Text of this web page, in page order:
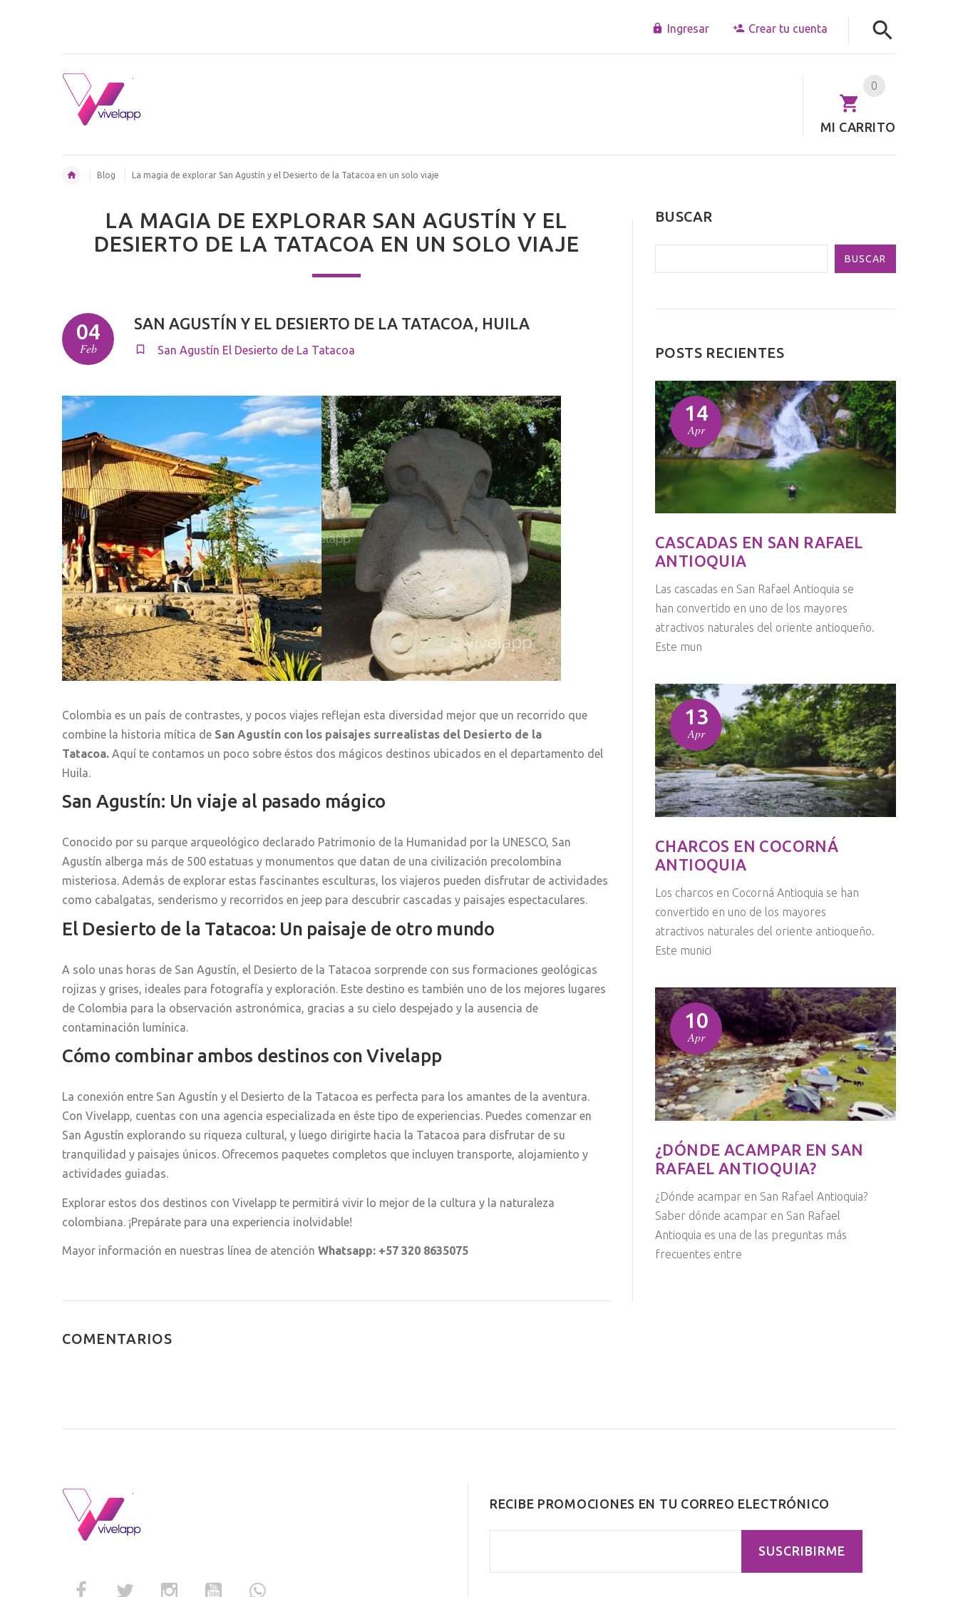
Ingresar Crear tu cuenta
0
MI CARRITO
Blog La magia de explorar San Agustín y el Desierto de la Tatacoa en un solo viaje
LA MAGIA DE EXPLORAR SAN AGUSTÍN Y EL
DESIERTO DE LA TATACOA EN UN SOLO VIAJE
04
Feb
SAN AGUSTÍN Y EL DESIERTO DE LA TATACOA, HUILA
San Agustín El Desierto de La Tatacoa
Colombia es un país de contrastes, y pocos viajes reflejan esta diversidad mejor que un recorrido que
combine la historia mítica de San Agustín con los paisajes surrealistas del Desierto de la
Tatacoa. Aquí te contamos un poco sobre éstos dos mágicos destinos ubicados en el departamento del
Huila.
San Agustín: Un viaje al pasado mágico
Conocido por su parque arqueológico declarado Patrimonio de la Humanidad por la UNESCO, San
Agustín alberga más de 500 estatuas y monumentos que datan de una civilización precolombina
misteriosa. Además de explorar estas fascinantes esculturas, los viajeros pueden disfrutar de actividades
como cabalgatas, senderismo y recorridos en jeep para descubrir cascadas y paisajes espectaculares.
El Desierto de la Tatacoa: Un paisaje de otro mundo
A solo unas horas de San Agustín, el Desierto de la Tatacoa sorprende con sus formaciones geológicas
rojizas y grises, ideales para fotografía y exploración. Este destino es también uno de los mejores lugares
de Colombia para la observación astronómica, gracias a su cielo despejado y la ausencia de
contaminación lumínica.
Cómo combinar ambos destinos con Vivelapp
La conexión entre San Agustín y el Desierto de la Tatacoa es perfecta para los amantes de la aventura.
Con Vivelapp, cuentas con una agencia especializada en éste tipo de experiencias. Puedes comenzar en
San Agustín explorando su riqueza cultural, y luego dirigirte hacia la Tatacoa para disfrutar de su
tranquilidad y paisajes únicos. Ofrecemos paquetes completos que incluyen transporte, alojamiento y
actividades guiadas.
Explorar estos dos destinos con Vivelapp te permitirá vivir lo mejor de la cultura y la naturaleza
colombiana. ¡Prepárate para una experiencia inolvidable!
Mayor información en nuestras línea de atención Whatsapp: +57 320 8635075
COMENTARIOS
BUSCAR
BUSCAR
POSTS RECIENTES
14
Apr
CASCADAS EN SAN RAFAEL
ANTIOQUIA
Las cascadas en San Rafael Antioquia se
han convertido en uno de los mayores
atractivos naturales del oriente antioqueño.
Este mun
13
Apr
CHARCOS EN COCORNÁ
ANTIOQUIA
Los charcos en Cocorná Antioquia se han
convertido en uno de los mayores
atractivos naturales del oriente antioqueño.
Este munici
10
Apr
¿DÓNDE ACAMPAR EN SAN
RAFAEL ANTIOQUIA?
¿Dónde acampar en San Rafael Antioquia?
Saber dónde acampar en San Rafael
Antioquia es una de las preguntas más
frecuentes entre
RECIBE PROMOCIONES EN TU CORREO ELECTRÓNICO
SUSCRIBIRME